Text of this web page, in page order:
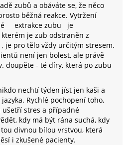
zubů a obáváte se, že něco
běžná reakce. Vytržení
extrakce zubu
je
je zub odstraněn z
, je pro tělo vždy určitým stresem.
není jen bolest, ale právě
doupěte - té díry, která po zubu
nechtí týden jíst jen kaši a
Rychlé pochopení toho,
ušetří stres a případné
kdy má být rána suchá, kdy
divnou bílou vrstvou, která
i zkušené pacienty.